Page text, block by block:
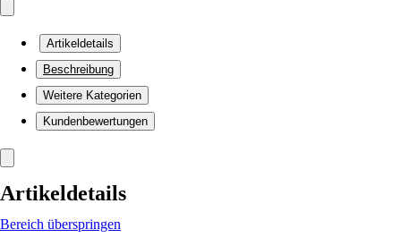
Artikeldetails
Beschreibung
Weitere Kategorien
Kundenbewertungen
Artikeldetails
Bereich überspringen